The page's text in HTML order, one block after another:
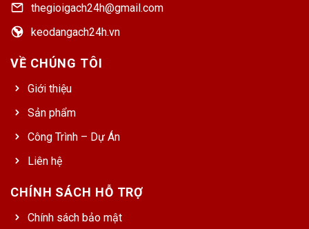
thegioigach24h@gmail.com
keodangach24h.vn
VỀ CHÚNG TÔI
Giới thiệu
Sản phẩm
Công Trình – Dự Án
Liên hệ
CHÍNH SÁCH HỖ TRỢ
Chính sách bảo mật